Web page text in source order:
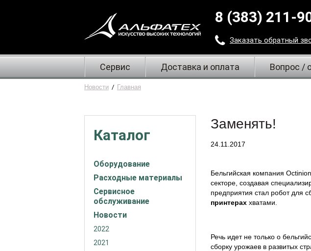
8 (383) 211-
Заказать обратный
Сервис Доставка и оплата Вопрос /
Новости / Главная
Каталог
Оборудование
Расходные материалы
Сервисное
обслуживание
Новости
2022
2021
Заменять!
24.11.2017
Бельгийская компания
секторе, создавая
предприятия стал робот для
принтераххватами.
Речь идет не только о
сборку урожаев в развитых